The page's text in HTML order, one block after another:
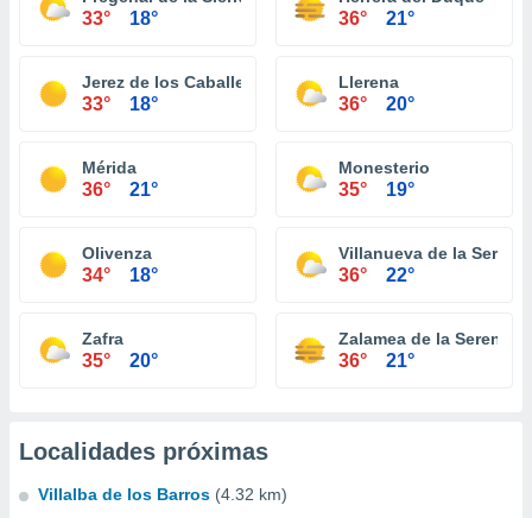
33° 18° 36° 21°
Jerez de los Caballeros
33° 18°
Llerena
36° 20°
Mérida
36° 21°
Monesterio
35° 19°
Olivenza
34° 18°
Villanueva de la Serena
36° 22°
Zafra
35° 20°
Zalamea de la Serena
36° 21°
Localidades próximas
Villalba de los Barros (4.32 km)